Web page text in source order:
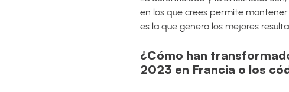
en los que crees permite
es la que genera los mejores
¿Cómo han
2023 en Francia o los